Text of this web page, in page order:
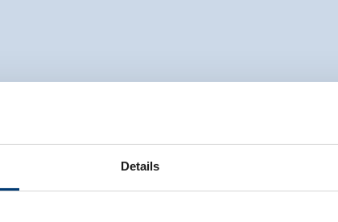
Details